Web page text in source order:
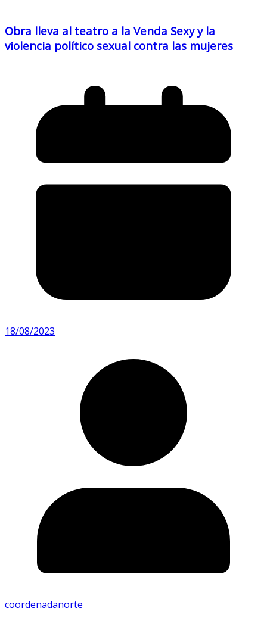
Obra lleva al teatro a la Venda Sexy y la
violencia político sexual contra las mujeres
18/08/2023
coordenadanorte